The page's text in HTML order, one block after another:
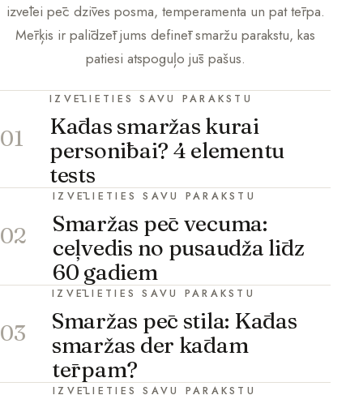
izvēlei pēc dzīves posma, temperamenta un pat tērpa.
Mērķis ir palīdzēt jums definēt smaržu parakstu, kas
patiesi atspoguļo jūs pašus.
01
IZVĒLIETIES SAVU PARAKSTU
Kādas smaržas kurai
personībai? 4 elementu
tests
02
IZVĒLIETIES SAVU PARAKSTU
Smaržas pēc vecuma:
ceļvedis no pusaudža līdz
60 gadiem
03
IZVĒLIETIES SAVU PARAKSTU
Smaržas pēc stila: Kādas
smaržas der kādam
tērpam?
IZVĒLIETIES SAVU PARAKSTU